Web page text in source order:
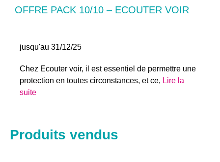
OFFRE PACK 10/10 – ECOUTER VOIR
jusqu'au 31/12/25
Chez Ecouter voir, il est essentiel de permettre une
protection en toutes circonstances, et ce, Lire la
suite
Produits vendus